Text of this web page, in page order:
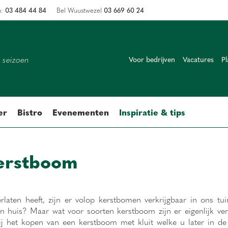
Voor bedrijven Vacatures
Bistro Evenementen Inspiratie & tips
03 484 44 84 Bel Wuustwezel 03 669 60 24
heeft, zijn er volop kerstbomen verkrijgbaar in ons
huis? Maar wat voor soorten kerstboom zijn er eigenlijk
kopen van een kerstboom met kluit welke u later in